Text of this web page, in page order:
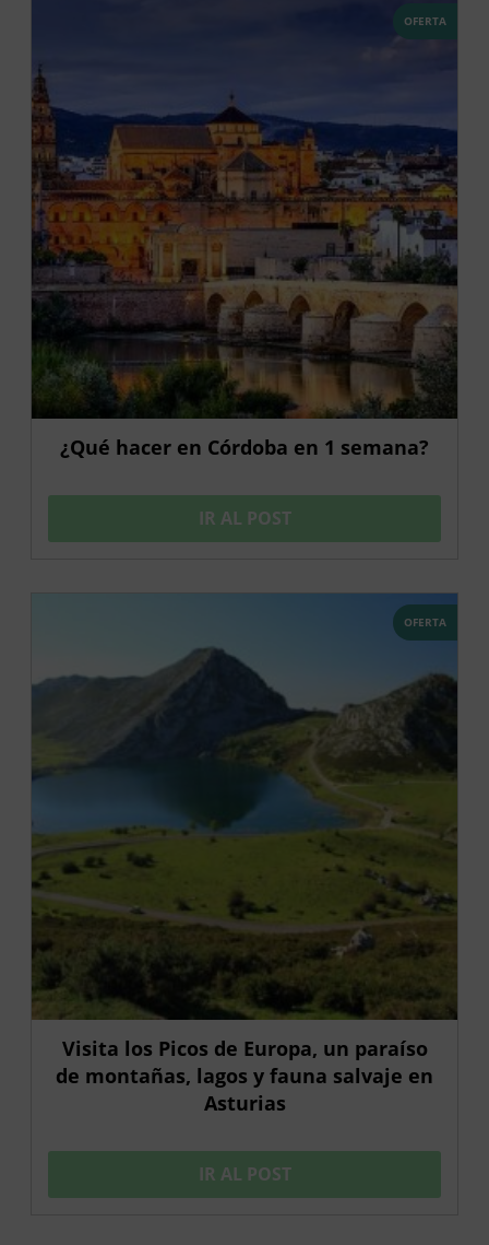
OFERTA
¿Qué hacer en Córdoba en 1 semana?
IR AL POST
OFERTA
Visita los Picos de Europa, un paraíso
de montañas, lagos y fauna salvaje en
Asturias
IR AL POST